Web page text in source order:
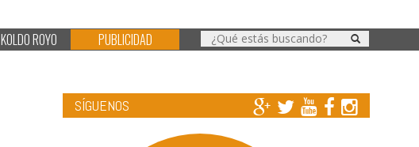
KOLDO ROYO PUBLICIDAD
SÍGUENOS